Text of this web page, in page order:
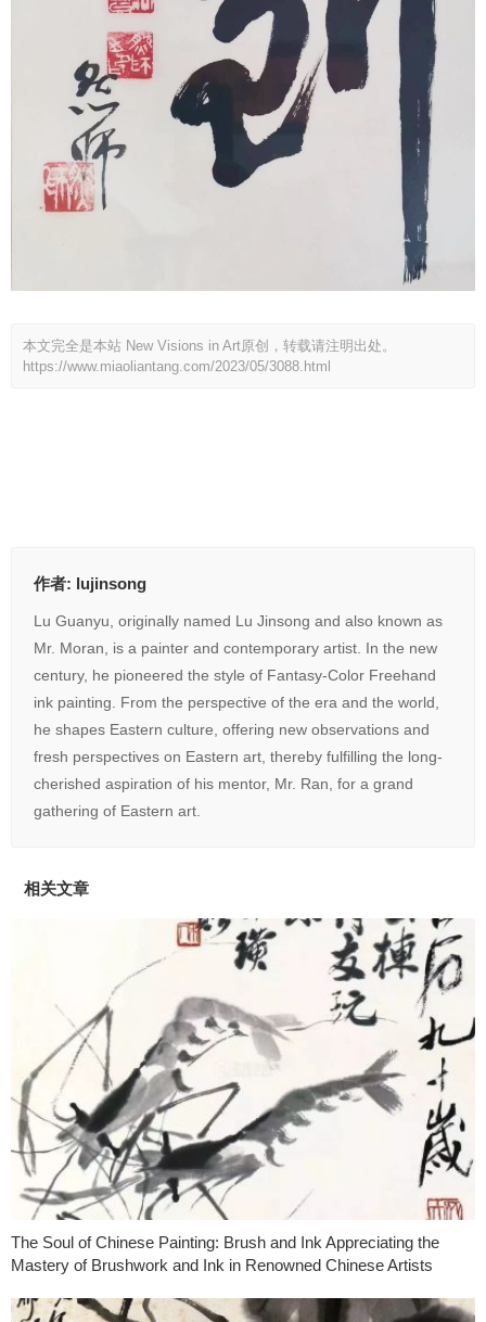
本文完全是本站 New Visions in Art原创，转载请注明出处。
https://www.miaoliantang.com/2023/05/3088.html
作者: lujinsong
Lu Guanyu, originally named Lu Jinsong and also known as
Mr. Moran, is a painter and contemporary artist. In the new
century, he pioneered the style of Fantasy-Color Freehand
ink painting. From the perspective of the era and the world,
he shapes Eastern culture, offering new observations and
fresh perspectives on Eastern art, thereby fulfilling the long-
cherished aspiration of his mentor, Mr. Ran, for a grand
gathering of Eastern art.
相关文章
The Soul of Chinese Painting: Brush and Ink Appreciating the
Mastery of Brushwork and Ink in Renowned Chinese Artists